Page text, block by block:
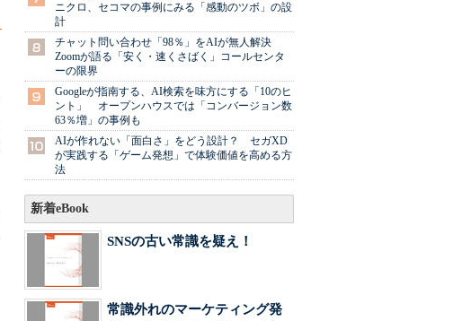
ニクロ、セコマの事例にみる「感動のツボ」の設
計
チャット問い合わせ「98％」をAIが無人解決
Zoomが語る「安く・速くさばく」コールセンタ
ーの限界
Googleが指南する、AI検索を味方にする「10のヒ
ント」 オープンハウスでは「コンバージョン数
63％増」の事例も
AIが作れない「面白さ」をどう設計？ セガXD
が実践する「ゲーム発想」で体験価値を高める方
法
新着eBook
SNSの古い常識を疑え！
常識外れのマーケティング発